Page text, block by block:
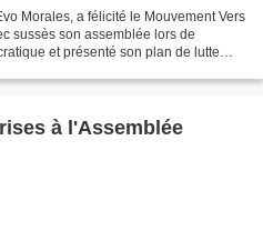
Morales, a félicité le Mouvement Vers
sussès son assemblée lors de
et présenté son plan de lutte
à l'Assemblée